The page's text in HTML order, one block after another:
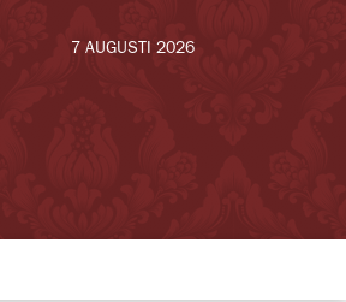
7 AUGUSTI 2026